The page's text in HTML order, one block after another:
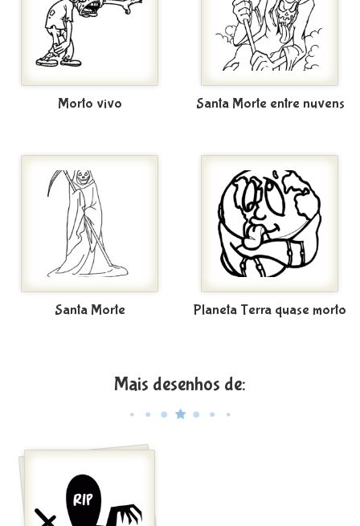
Morto vivo Santa Morte entre nuvens
Santa Morte Planeta Terra quase morto
Mais desenhos de: